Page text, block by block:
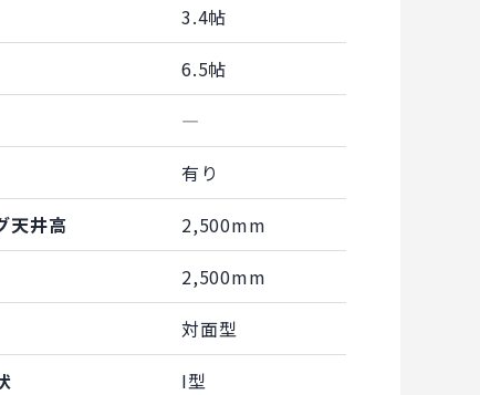
3.4帖
6.5帖
―
有り
天井高
2,500mm
2,500mm
対面型
I型